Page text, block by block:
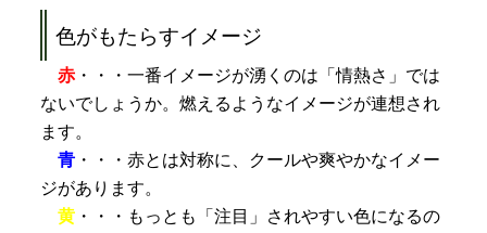
色がもたらすイメージ
赤 ・・・一番イメージが湧くのは「情熱さ」では
ないでしょうか。燃えるようなイメージが連想され
ます。
青 ・・・赤とは対称に、クールや爽やかなイメー
ジがあります。
黄 ・・・もっとも「注目」されやすい色になるの